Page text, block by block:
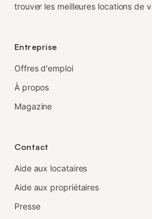
trouver les meilleures locations de
Entreprise
Offres d'emploi
À propos
Magazine
Contact
Aide aux locataires
Aide aux propriétaires
Presse